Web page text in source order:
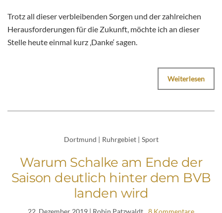
Trotz all dieser verbleibenden Sorgen und der zahlreichen
Herausforderungen für die Zukunft, möchte ich an dieser
Stelle heute einmal kurz ‚Danke‘ sagen.
Weiterlesen
Dortmund | Ruhrgebiet | Sport
Warum Schalke am Ende der
Saison deutlich hinter dem BVB
landen wird